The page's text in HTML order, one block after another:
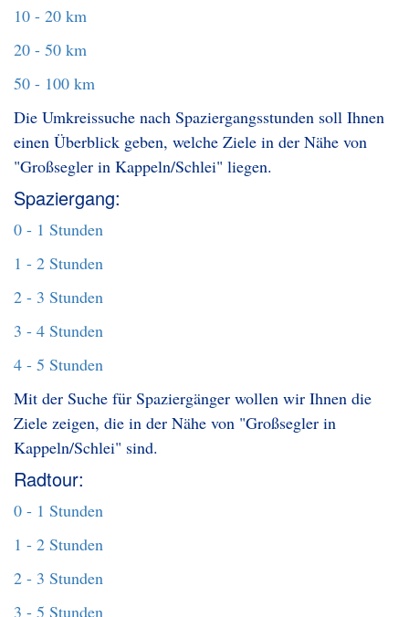
10 - 20 km
20 - 50 km
50 - 100 km
Die Umkreissuche nach Spaziergangsstunden soll Ihnen
einen Überblick geben, welche Ziele in der Nähe von
"Großsegler in Kappeln/Schlei" liegen.
Spaziergang:
0 - 1 Stunden
1 - 2 Stunden
2 - 3 Stunden
3 - 4 Stunden
4 - 5 Stunden
Mit der Suche für Spaziergänger wollen wir Ihnen die
Ziele zeigen, die in der Nähe von "Großsegler in
Kappeln/Schlei" sind.
Radtour:
0 - 1 Stunden
1 - 2 Stunden
2 - 3 Stunden
3 - 5 Stunden